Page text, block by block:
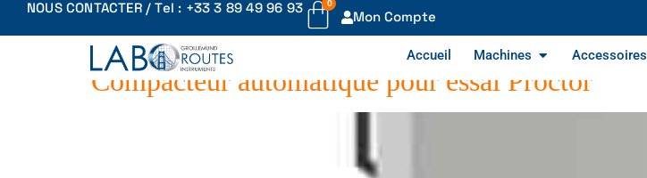
NOUS CONTACTER / Tel : +33 3 89 49 96 93 0
Mon Compte
Accueil Machines Accessoires
Archives :Machines
Compacteur automatique pour essai Proctor